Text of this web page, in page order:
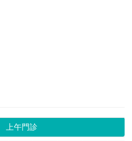
上午門診